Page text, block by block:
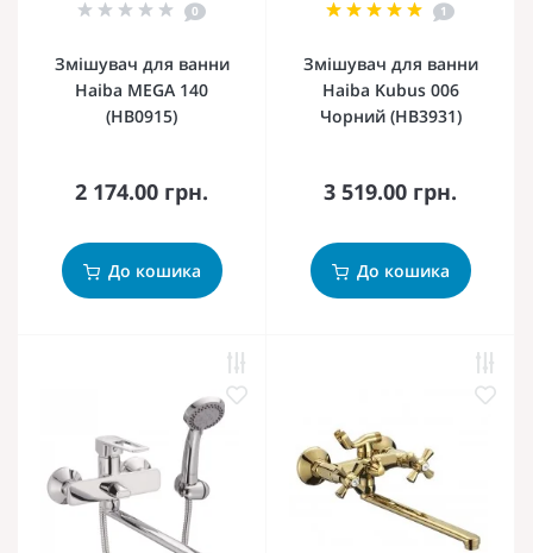
0
Змішувач для ванни
Haiba MEGA 140
(HB0915)
2 174.00 грн.
До кошика
1
Змішувач для ванни
Haiba Kubus 006
Чорний (HB3931)
3 519.00 грн.
До кошика